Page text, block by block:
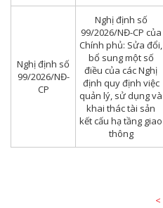
Nghị định số
99/2026/NĐ-
CP
Nghị định số
99/2026/NĐ-CP của
Chính phủ: Sửa đổi,
bổ sung một số
điều của các Nghị
định quy định việc
quản lý, sử dụng và
khai thác tài sản
kết cấu hạ tầng giao
thông
<